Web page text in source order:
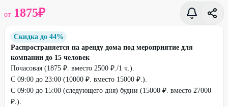
от 1875₽
Скидка до 44%
Распространяется на аренду дома под мероприятие для
компании до 15 человек
Почасовая (1875 ₽. вместо 2500 ₽./1 ч.).
С 09:00 до 23:00 (10000 ₽. вместо 15000 ₽.).
С 09:00 до 15:00 (следующего дня) будни (15000 ₽. вместо 27000
₽.).